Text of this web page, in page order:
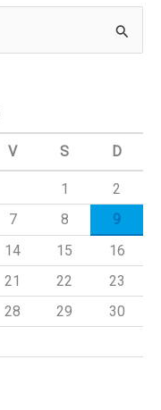
V S D
1
2
7 8
9
14 15
16
21 22
23
28 29
30